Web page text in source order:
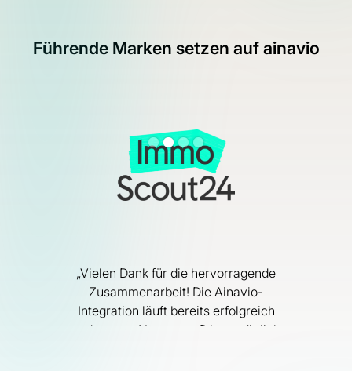
Führende Marken setzen auf ainavio
„Vielen Dank für die hervorragende
Zusammenarbeit! Die Ainavio-
Integration läuft bereits erfolgreich
und unsere Nutzer profitieren täglich